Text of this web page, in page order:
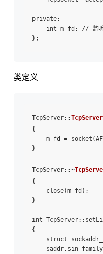
private:
int m_fd; // 监听
类定义
TcpServer::TcpServer
{
m_fd =
}
TcpServer::~
{
close(m_fd);
}
int
{
struct
saddr.sin_family